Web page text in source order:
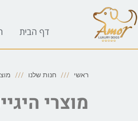
דף הבית
ראשי חנות שלנו
מוצרי